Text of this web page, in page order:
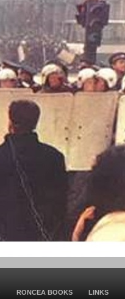
RONCEA BOOKS LINKS